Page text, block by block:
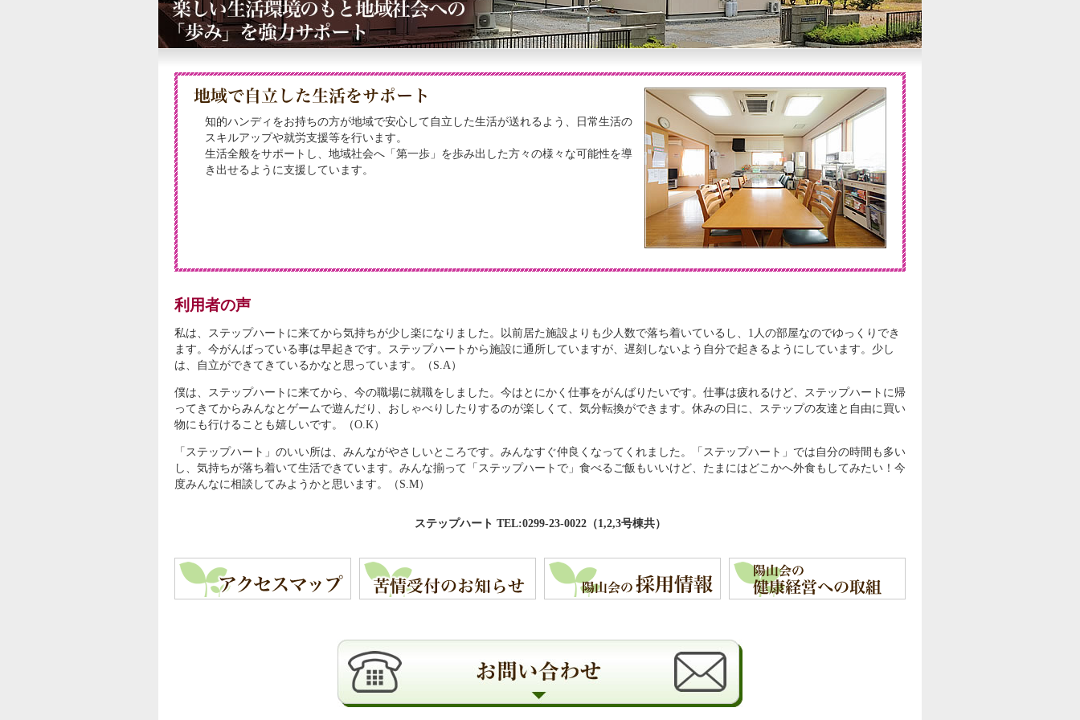
知的ハンディをお持ちの方が地域で安心して自立した生活が送れるよう、日常生活の
スキルアップや就労支援等を行います。
生活全般をサポートし、地域社会へ「第一歩」を歩み出した方々の様々な可能性を導
き出せるように支援しています。
利用者の声
私は、ステップハートに来てから気持ちが少し楽になりました。以前居た施設よりも少人数で落ち着いているし、1人の部屋なのでゆっくりでき
ます。今がんばっている事は早起きです。ステップハートから施設に通所していますが、遅刻しないよう自分で起きるようにしています。少し
は、自立ができてきているかなと思っています。（S.A）
僕は、ステップハートに来てから、今の職場に就職をしました。今はとにかく仕事をがんばりたいです。仕事は疲れるけど、ステップハートに帰
ってきてからみんなとゲームで遊んだり、おしゃべりしたりするのが楽しくて、気分転換ができます。休みの日に、ステップの友達と自由に買い
物にも行けることも嬉しいです。（O.K）
「ステップハート」のいい所は、みんながやさしいところです。みんなすぐ仲良くなってくれました。「ステップハート」では自分の時間も多い
し、気持ちが落ち着いて生活できています。みんな揃って「ステップハートで」食べるご飯もいいけど、たまにはどこかへ外食もしてみたい！今
度みんなに相談してみようかと思います。（S.M）
ステップハート TEL:0299-23-0022（1,2,3号棟共）